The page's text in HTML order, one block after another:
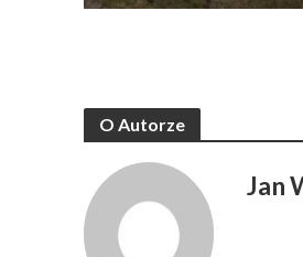
O Autorze
Jan